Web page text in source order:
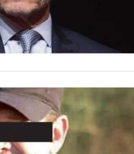
NACIONALES
Gestapo
Los integrantes de la